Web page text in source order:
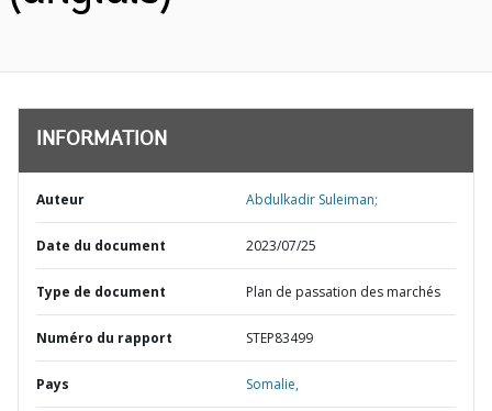
INFORMATION
Auteur Abdulkadir Suleiman;
Date du document 2023/07/25
Type de document Plan de passation des marchés
Numéro du rapport STEP83499
Pays Somalie,